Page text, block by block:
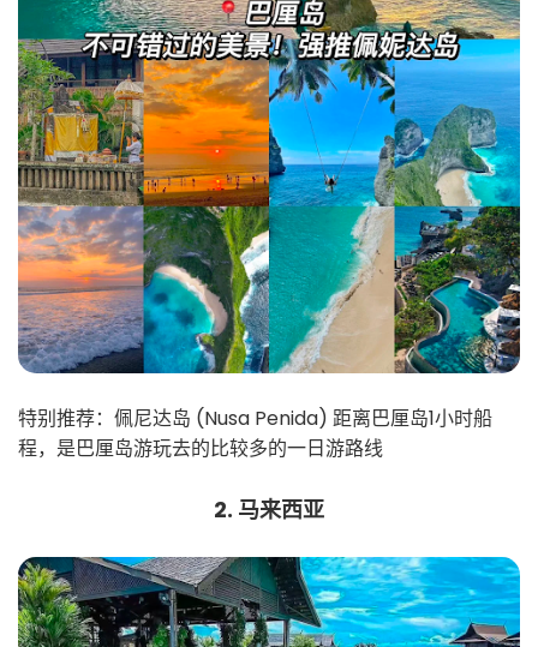
特别推荐：佩尼达岛 (Nusa Penida) 距离巴厘岛1小时船
程，是巴厘岛游玩去的比较多的一日游路线
2. 马来西亚